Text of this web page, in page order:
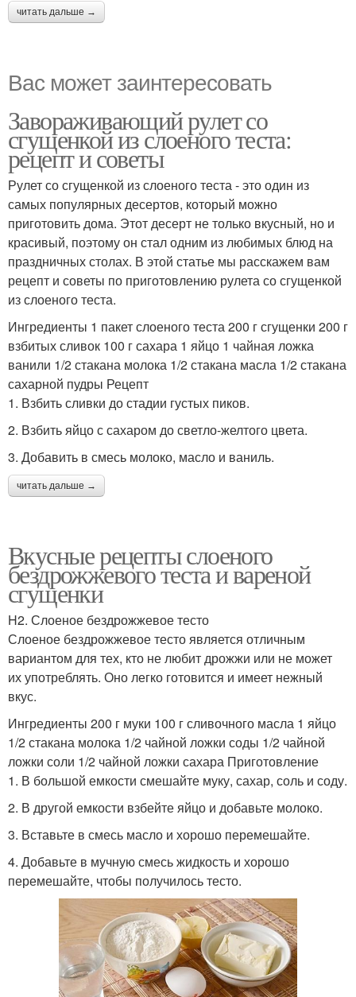
читать дальше →
Вас может заинтересовать
Завораживающий рулет со
сгущенкой из слоеного теста:
рецепт и советы
Рулет со сгущенкой из слоеного теста - это один из
самых популярных десертов, который можно
приготовить дома. Этот десерт не только вкусный, но и
красивый, поэтому он стал одним из любимых блюд на
праздничных столах. В этой статье мы расскажем вам
рецепт и советы по приготовлению рулета со сгущенкой
из слоеного теста.
Ингредиенты 1 пакет слоеного теста 200 г сгущенки 200 г
взбитых сливок 100 г сахара 1 яйцо 1 чайная ложка
ванили 1/2 стакана молока 1/2 стакана масла 1/2 стакана
сахарной пудры Рецепт
1. Взбить сливки до стадии густых пиков.
2. Взбить яйцо с сахаром до светло-желтого цвета.
3. Добавить в смесь молоко, масло и ваниль.
читать дальше →
Вкусные рецепты слоеного
бездрожжевого теста и вареной
сгущенки
H2. Слоеное бездрожжевое тесто
Слоеное бездрожжевое тесто является отличным
вариантом для тех, кто не любит дрожжи или не может
их употреблять. Оно легко готовится и имеет нежный
вкус.
Ингредиенты 200 г муки 100 г сливочного масла 1 яйцо
1/2 стакана молока 1/2 чайной ложки соды 1/2 чайной
ложки соли 1/2 чайной ложки сахара Приготовление
1. В большой емкости смешайте муку, сахар, соль и соду.
2. В другой емкости взбейте яйцо и добавьте молоко.
3. Вставьте в смесь масло и хорошо перемешайте.
4. Добавьте в мучную смесь жидкость и хорошо
перемешайте, чтобы получилось тесто.